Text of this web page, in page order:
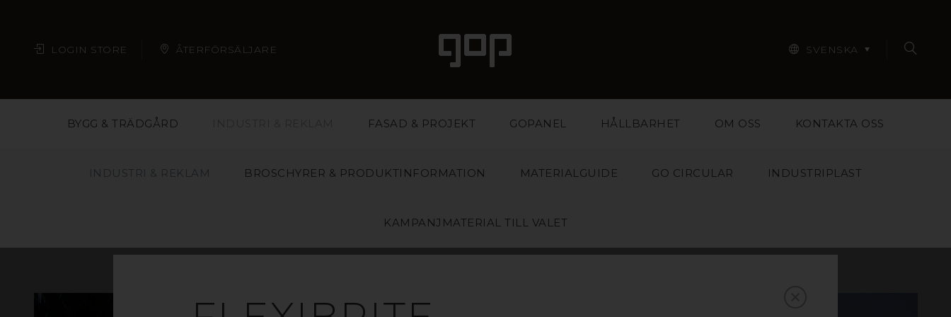
LOGIN STORE ÅTERFÖRSÄLJARE SVENSKA
BYGG & TRÄDGÅRD FASAD & PROJEKT GOPANEL HÅLLBARHET OM OSS KONTAKTA OSS
INDUSTRI & REKLAM BROSCHYRER & PRODUKTINFORMATION MATERIALGUIDE GO CIRCULAR INDUSTRIPLAST
KAMPANJMATERIAL TILL VALET